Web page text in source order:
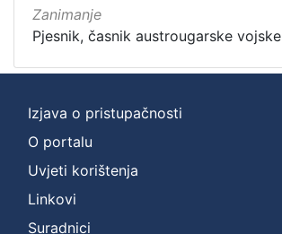
Zanimanje
Pjesnik, časnik austrougarske vojske
Izjava o pristupačnosti
O portalu
Uvjeti korištenja
Linkovi
Suradnici